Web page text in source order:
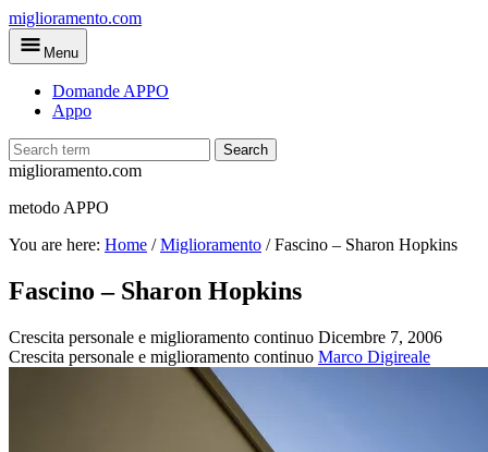
Skip
to
main
miglioramento.com
Menu
Domande APPO
Appo
Search
miglioramento.com
metodo APPO
You are here: Home /Miglioramento /Fascino – Sharon Hopkins
Fascino – Sharon Hopkins
Crescita personale e miglioramento continuo Dicembre 7, 2006
Crescita personale e miglioramento continuo Marco Digireale